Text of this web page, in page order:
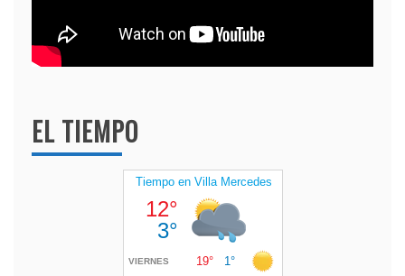
EL TIEMPO